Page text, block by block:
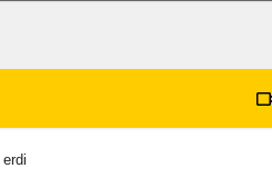
Dinar'da beş gün sürecek